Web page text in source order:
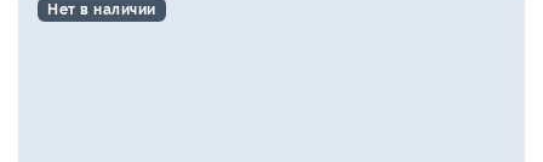
Нет в наличии